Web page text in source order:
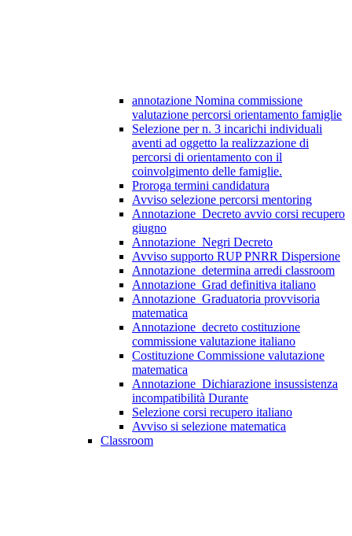
annotazione Nomina commissione
valutazione percorsi orientamento famiglie
Selezione per n. 3 incarichi individuali
aventi ad oggetto la realizzazione di
percorsi di orientamento con il
coinvolgimento delle famiglie.
Proroga termini candidatura
Avviso selezione percorsi mentoring
Annotazione_Decreto avvio corsi recupero
giugno
Annotazione_Negri Decreto
Avviso supporto RUP PNRR Dispersione
Annotazione_determina arredi classroom
Annotazione_Grad definitiva italiano
Annotazione_Graduatoria provvisoria
matematica
Annotazione_decreto costituzione
commissione valutazione italiano
Costituzione Commissione valutazione
matematica
Annotazione_Dichiarazione insussistenza
incompatibilità Durante
Selezione corsi recupero italiano
Avviso si selezione matematica
Classroom